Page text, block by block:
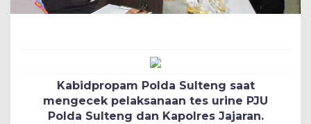
Kabidpropam Polda Sulteng saat
mengecek pelaksanaan tes urine PJU
Polda Sulteng dan Kapolres Jajaran.